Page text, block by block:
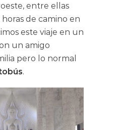
entre ellas
de camino en
este viaje en un
un amigo
pero lo normal
.